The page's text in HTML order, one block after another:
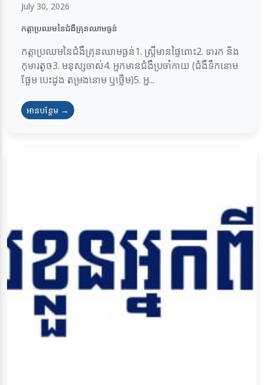
July 30, 2026
កត្តាប្រឈមនៃជំងឺគ្រុនឈាមធ្ងន់
កត្តាប្រឈមនៃជំងឺគ្រុនឈាមធ្ងន់1. ស្ត្រីមានផ្ទៃពោះ2. ទារក និង
កុមារតូច3. មនុស្សចាស់4. អ្នកមានជំងឺប្រចាំកាយ (ជំងឺទឹកនោម
ផ្អែម បេះដូង តម្រងនោម ឬថ្លើម)5. អ្ន...
អានបន្ថែម →